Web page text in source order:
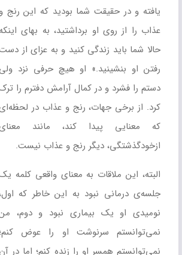
یافته و در حقیقت شما بودید که این رنج و
عذاب را از روی او برداشتید، به بهای اینکه
حالا شما باید زندگی کنید و به عزای از دست
رفتن او بنشینید.» او هیچ حرفی نزد ولی
دستم را فشرد و در کمال آرامش دفترم را ترک
کرد. از برخی جهات، رنج و عذاب در لحظه‌ای
که معنایی پیدا کند، مانند معنای
ازخودگذشتگی، دیگر رنج و عذاب نیست.
البته، این ملاقات به معنای واقعی کلمه یک
جلسه‌ی درمانی نبود به این خاطر که اول،
نومیدی او یک بیماری نبود و دوم، من
نمی‌توانستم سرنوشت او را عوض کنم؛
نمی‌توانستم همسر او را زنده کنم؛ اما در آن